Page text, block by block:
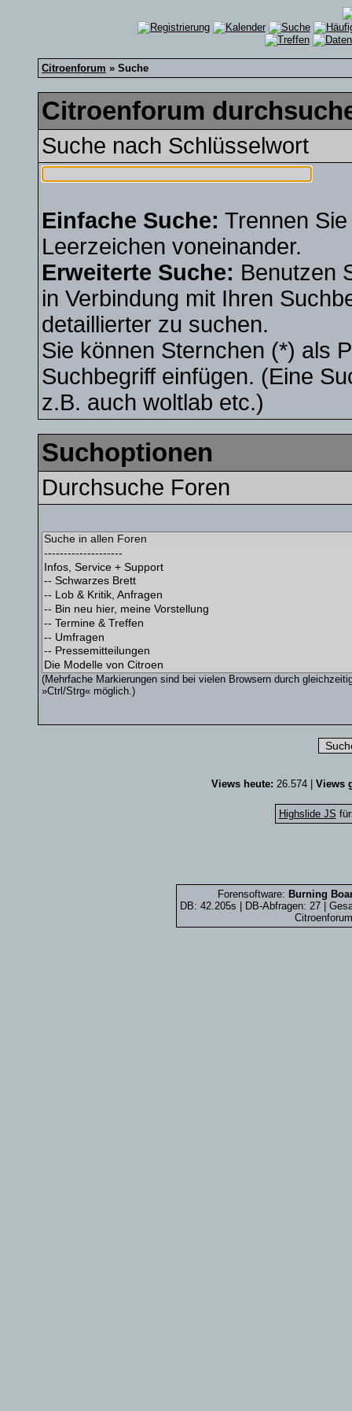
Citroenforum » Suche
Citroenforum
Suche nach Schlüsselwort
Einfache Suche: Trennen
Leerzeichen voneinander.
Erweiterte Suche: Benutzen
in Verbindung mit Ihren
detaillierter zu suchen.
Sie können Sternchen (*) als
Suchbegriff einfügen. (Eine
z.B. auch woltlab etc.)
Suchoptionen
Durchsuche Foren
(Mehrfache Markierungen sind bei vielen Browsern durch
»Ctrl/Strg« möglich.)
Views heute: 26.574 | Views
Highslide JS
Forensoftware: Burning
DB: 42.205s | DB-Abfragen: 27 |